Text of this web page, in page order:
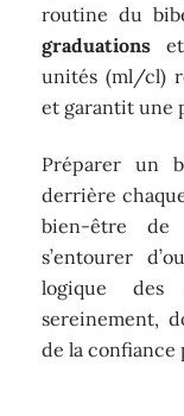
routine du
graduations
unités (ml/cl)
et garantit une
Préparer un
derrière
bien-être
s’entourer
logique des
sereinement,
de la confiance